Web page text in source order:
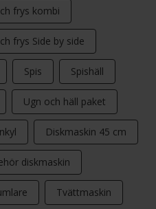
frys kombi
frys Side by side
Spis Spishäll
Ugn och häll paket
Diskmaskin 45 cm
diskmaskin
Tvättmaskin